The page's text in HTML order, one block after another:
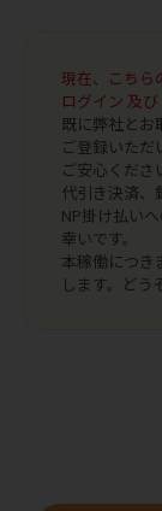
現在、こちら
ログイン 及
既に弊社とお
ご登録いただ
ご安心くださ
代引き決済、
NP掛け払い
幸いです。
本稼働につき
します。どう